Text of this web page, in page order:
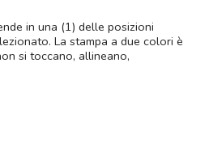
in una (1) delle posizioni
La stampa a due colori è
si toccano, allineano,